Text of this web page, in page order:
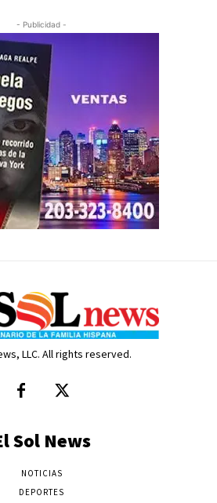
- Publicidad -
LLC. All rights reserved.
Sol News
NOTICIAS
DEPORTES